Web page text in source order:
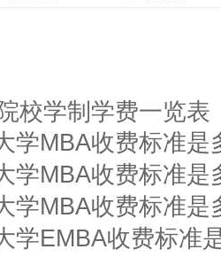
校学制学费一览表
学MBA收费标准是
学MBA收费标准是
学MBA收费标准是
学EMBA收费标准